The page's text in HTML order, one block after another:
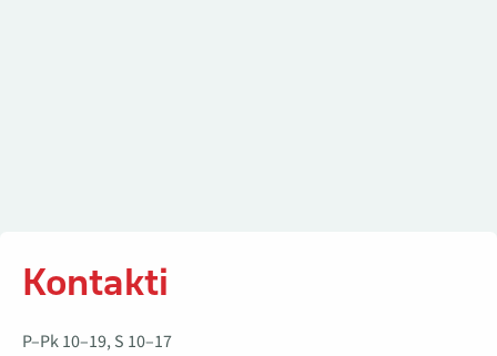
Kontakti
P–Pk 10–19, S 10–17